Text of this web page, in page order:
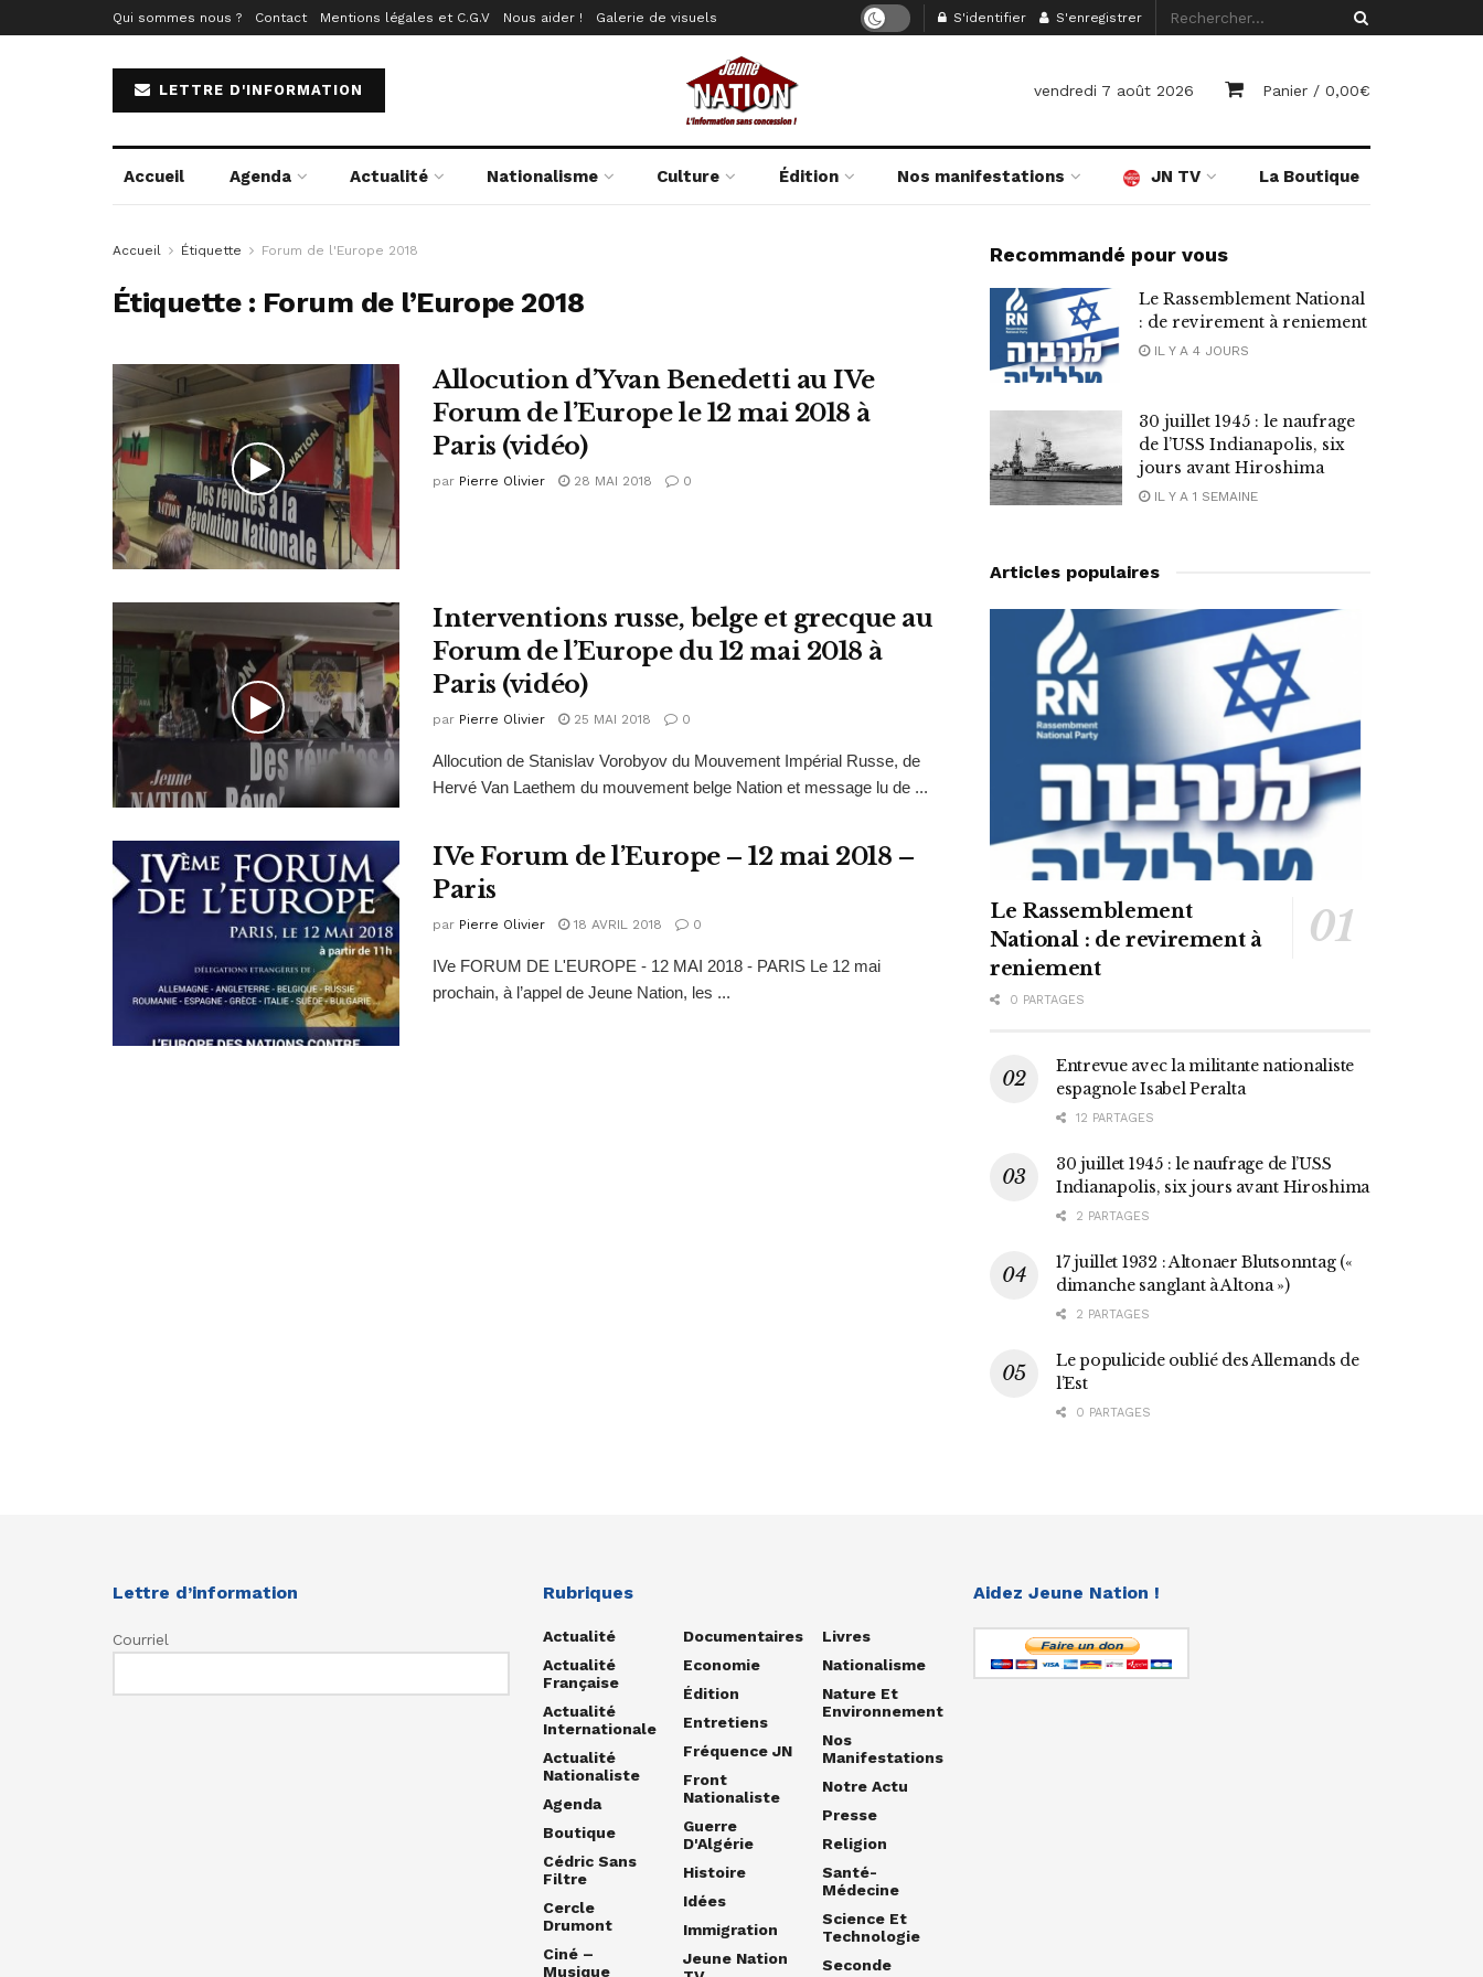
Qui sommes nous ? Contact Mentions légales et C.G.V Nous aider ! Galerie de visuels S'identifier S'enregistrer
LETTRE D'INFORMATION vendredi 7 août 2026 Panier / 0,00€
Accueil Agenda Actualité Nationalisme Culture Édition Nos manifestations JN TV La Boutique
Accueil Étiquette Forum de l'Europe 2018
Étiquette : Forum de l’Europe 2018
Allocution d’Yvan Benedetti au IVe
Forum de l’Europe le 12 mai 2018 à
Paris (vidéo)
par Pierre Olivier 28 MAI 2018 0
Interventions russe, belge et grecque au
Forum de l’Europe du 12 mai 2018 à
Paris (vidéo)
par Pierre Olivier 25 MAI 2018 0
Allocution de Stanislav Vorobyov du Mouvement Impérial Russe, de
Hervé Van Laethem du mouvement belge Nation et message lu de ...
IVe Forum de l’Europe – 12 mai 2018 –
Paris
par Pierre Olivier 18 AVRIL 2018 0
IVe FORUM DE L'EUROPE - 12 MAI 2018 - PARIS Le 12 mai
prochain, à l’appel de Jeune Nation, les ...
Recommandé pour vous
Le Rassemblement National
: de revirement à reniement
IL Y A 4 JOURS
30 juillet 1945 : le naufrage
de l’USS Indianapolis, six
jours avant Hiroshima
IL Y A 1 SEMAINE
Articles populaires
Le Rassemblement
National : de revirement à
reniement
0 PARTAGES
Entrevue avec la militante nationaliste
espagnole Isabel Peralta
12 PARTAGES
30 juillet 1945 : le naufrage de l’USS
Indianapolis, six jours avant Hiroshima
2 PARTAGES
17 juillet 1932 : Altonaer Blutsonntag («
dimanche sanglant à Altona »)
2 PARTAGES
Le populicide oublié des Allemands de
l’Est
0 PARTAGES
Lettre d’information
Courriel
Rubriques
Actualité
Actualité
Française
Actualité
Internationale
Actualité
Nationaliste
Agenda
Boutique
Cédric Sans
Filtre
Cercle
Drumont
Ciné –
Musique
Documentaires
Economie
Édition
Entretiens
Fréquence JN
Front
Nationaliste
Guerre
D'Algérie
Histoire
Idées
Immigration
Jeune Nation
Livres
Nationalisme
Nature Et
Environnement
Nos
Manifestations
Notre Actu
Presse
Religion
Santé-
Médecine
Science Et
Technologie
Seconde
Aidez Jeune Nation !